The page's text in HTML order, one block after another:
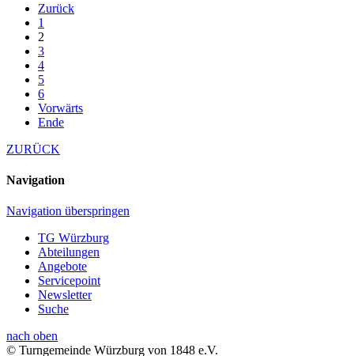
Zurück
1
2
3
4
5
6
Vorwärts
Ende
ZURÜCK
Navigation
Navigation überspringen
TG Würzburg
Abteilungen
Angebote
Servicepoint
Newsletter
Suche
nach oben
© Turngemeinde Würzburg von 1848 e.V.